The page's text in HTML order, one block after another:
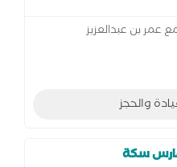
عمر بن عبدالعزيز
والحجز
سكة